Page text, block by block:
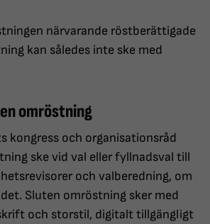
närvarande röstberättigade
kan således inte ske med
omröstning
kongress och organisationsråd
ske vid val eller fyllnadsval till
och valberedning, om
Sluten omröstning sker med
och storstil, digitalt tillgängligt